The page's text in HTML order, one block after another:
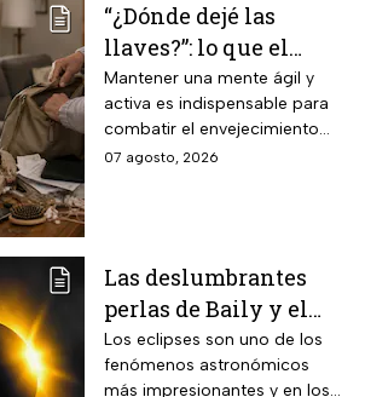
“¿Dónde dejé las
llaves?”: lo que el
INAPAM advierte
sobre los 3 olvidos
comunes que no
debes ignorar en la
Mantener una mente ágil y
activa es indispensable para
combatir el envejecimiento
natural del cerebro.
07 agosto, 2026
Las deslumbrantes
perlas de Baily y el
anillo de diamantes
que se verán en el
Los eclipses son uno de los
fenómenos astronómicos
más impresionantes y en los